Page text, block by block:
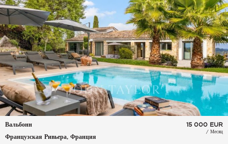
Вальбонн
Французская Ривьера, Франция
15 000 EUR
/ Месяц